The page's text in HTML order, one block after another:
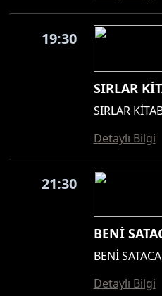
19:30
SIRLAR
SIRLAR
Detaylı Bilgi
21:30
BENİ
BENİ
Detaylı Bilgi